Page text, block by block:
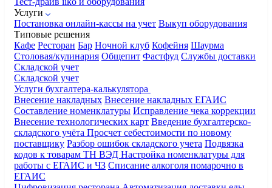
Услуги
Постановка онлайн-кассы на учет Выкуп оборудования
Типовые решения
Кафе Ресторан Бар Ночной клуб Кофейня Шаурма
Столовая/кулинария Общепит Фастфуд Службы доставки
Складской учет
Складской учет
Услуги бухгалтера-калькулятора
Внесение накладных Внесение накладных ЕГАИС
Составление номенклатуры Исправление чека коррекции
Внесение технологических карт Введение бухгалтерско-
складского учёта Просчет себестоимости по новому
поставщику Разбор ошибок складского учета Подвязка
кодов к товарам ТН ВЭД Настройка номенклатуры для
работы с ЕГАИС и ЧЗ Списание алкоголя помарочно в
ЕГАИС